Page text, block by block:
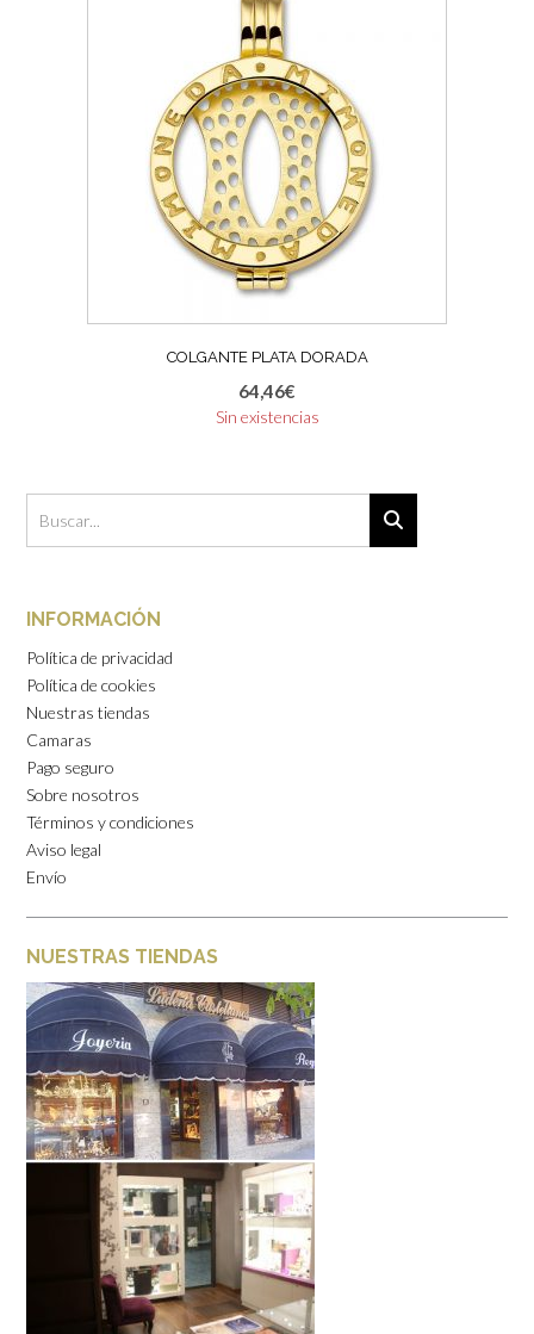
COLGANTE PLATA DORADA
64,46€
Sin existencias
INFORMACIÓN
Política de privacidad
Política de cookies
Nuestras tiendas
Camaras
Pago seguro
Sobre nosotros
Términos y condiciones
Aviso legal
Envío
NUESTRAS TIENDAS